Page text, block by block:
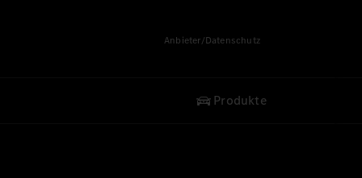
Anbieter/Datenschutz
Produkte